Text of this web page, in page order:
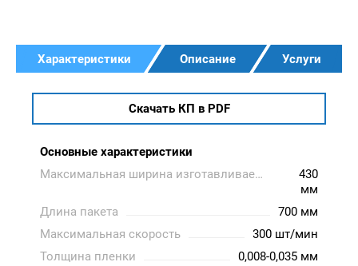
Характеристики Описание Услуги
Скачать КП в PDF
Основные характеристики
Максимальная ширина изготавливаемых пакетов
430
мм
Длина пакета
700 мм
Максимальная скорость
300 шт/мин
Толщина пленки
0,008-0,035 мм